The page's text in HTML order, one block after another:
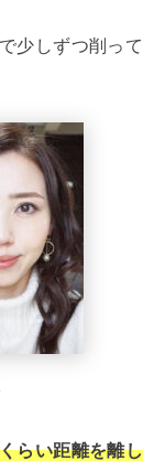
少しずつ削って
らい距離を離し